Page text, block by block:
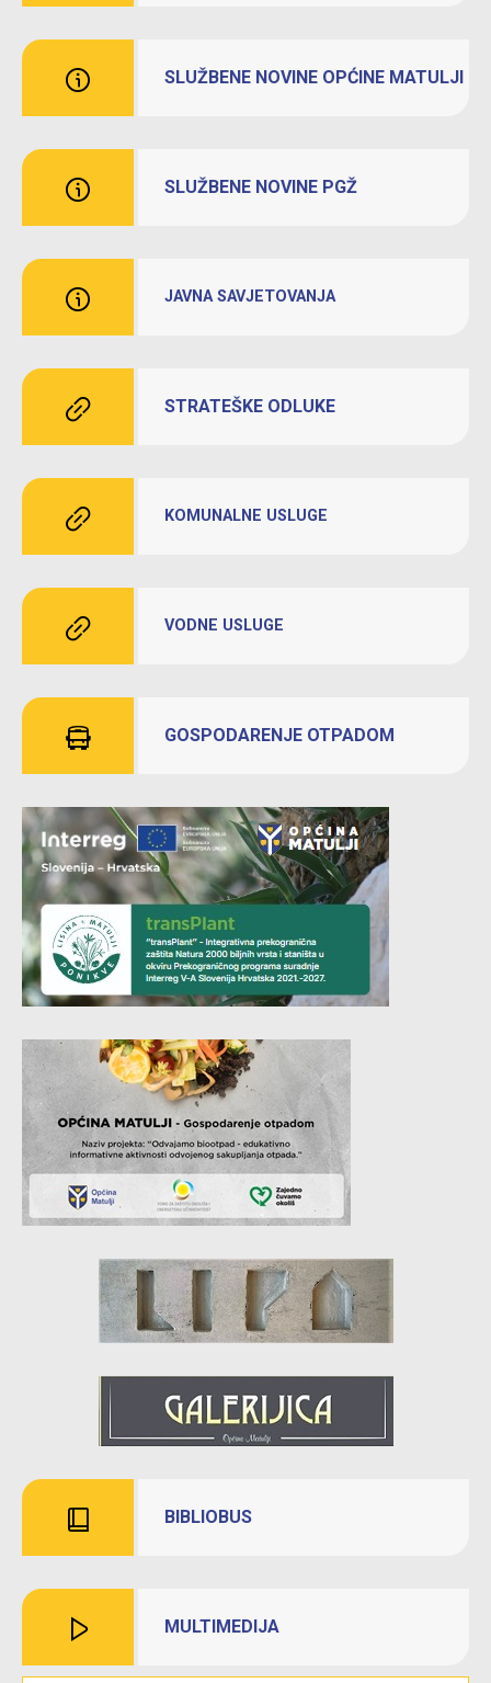
SLUŽBENE NOVINE OPĆINE MATULJI
SLUŽBENE NOVINE PGŽ
JAVNA SAVJETOVANJA
STRATEŠKE ODLUKE
KOMUNALNE USLUGE
VODNE USLUGE
GOSPODARENJE OTPADOM
BIBLIOBUS
MULTIMEDIJA